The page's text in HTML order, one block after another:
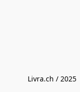
Livra.ch / 2025